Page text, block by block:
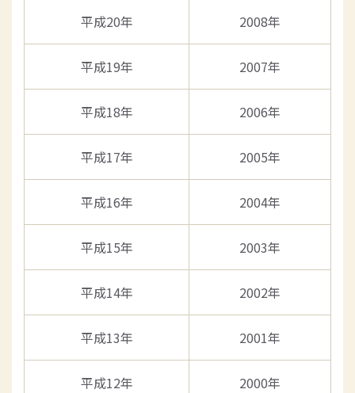
平成20年 2008年
平成19年 2007年
平成18年 2006年
平成17年 2005年
平成16年 2004年
平成15年 2003年
平成14年 2002年
平成13年 2001年
平成12年 2000年